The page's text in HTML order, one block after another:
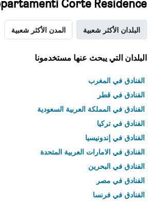
Corte Residence
البلدان الأكثر شعبية المدن الأكثر شعبية
البلدان التي يبحث عنها مستخدمونا
الفنادق في المغرب
الفنادق في قطر
الفنادق في المملكة العربية السعودية
الفنادق في تركيا
الفنادق في إندونيسيا
الفنادق في الامارات العربية المتحدة
الفنادق في البحرين
الفنادق في مصر
الفنادق في فرنسا